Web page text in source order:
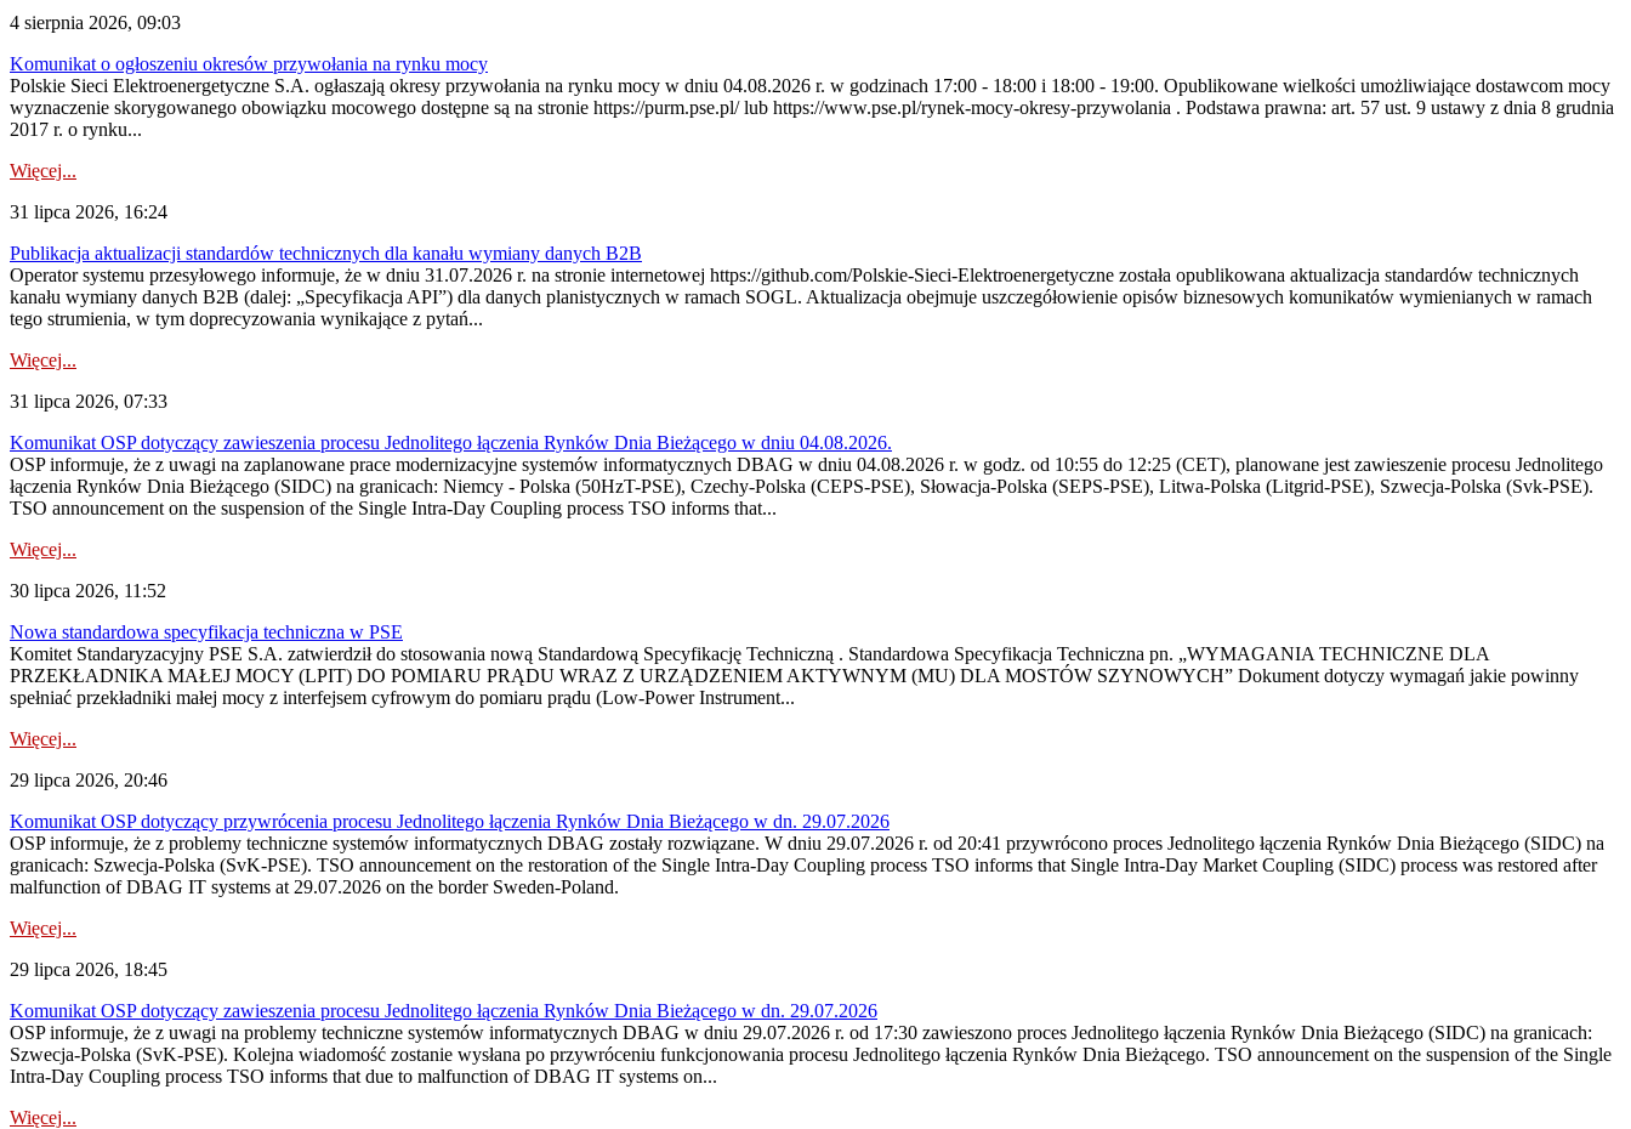
4 sierpnia 2026, 09:03
Komunikat o ogłoszeniu okresów przywołania na rynku mocy
Polskie Sieci Elektroenergetyczne S.A. ogłaszają okresy przywołania na rynku mocy w dniu 04.08.2026 r. w godzinach 17:00 - 18:00 i 18:00 - 19:00. Opublikowane wielkości umożliwiające dostawcom mocy
wyznaczenie skorygowanego obowiązku mocowego dostępne są na stronie https://purm.pse.pl/ lub https://www.pse.pl/rynek-mocy-okresy-przywolania . Podstawa prawna: art. 57 ust. 9 ustawy z dnia 8 grudnia
2017 r. o rynku...
Więcej...
31 lipca 2026, 16:24
Publikacja aktualizacji standardów technicznych dla kanału wymiany danych B2B
Operator systemu przesyłowego informuje, że w dniu 31.07.2026 r. na stronie internetowej https://github.com/Polskie-Sieci-Elektroenergetyczne została opublikowana aktualizacja standardów technicznych
kanału wymiany danych B2B (dalej: „Specyfikacja API”) dla danych planistycznych w ramach SOGL. Aktualizacja obejmuje uszczegółowienie opisów biznesowych komunikatów wymienianych w ramach
tego strumienia, w tym doprecyzowania wynikające z pytań...
Więcej...
31 lipca 2026, 07:33
Komunikat OSP dotyczący zawieszenia procesu Jednolitego łączenia Rynków Dnia Bieżącego w dniu 04.08.2026.
OSP informuje, że z uwagi na zaplanowane prace modernizacyjne systemów informatycznych DBAG w dniu 04.08.2026 r. w godz. od 10:55 do 12:25 (CET), planowane jest zawieszenie procesu Jednolitego
łączenia Rynków Dnia Bieżącego (SIDC) na granicach: Niemcy - Polska (50HzT-PSE), Czechy-Polska (CEPS-PSE), Słowacja-Polska (SEPS-PSE), Litwa-Polska (Litgrid-PSE), Szwecja-Polska (Svk-PSE).
TSO announcement on the suspension of the Single Intra-Day Coupling process TSO informs that...
Więcej...
30 lipca 2026, 11:52
Nowa standardowa specyfikacja techniczna w PSE
Komitet Standaryzacyjny PSE S.A. zatwierdził do stosowania nową Standardową Specyfikację Techniczną . Standardowa Specyfikacja Techniczna pn. „WYMAGANIA TECHNICZNE DLA
PRZEKŁADNIKA MAŁEJ MOCY (LPIT) DO POMIARU PRĄDU WRAZ Z URZĄDZENIEM AKTYWNYM (MU) DLA MOSTÓW SZYNOWYCH” Dokument dotyczy wymagań jakie powinny
spełniać przekładniki małej mocy z interfejsem cyfrowym do pomiaru prądu (Low-Power Instrument...
Więcej...
29 lipca 2026, 20:46
Komunikat OSP dotyczący przywrócenia procesu Jednolitego łączenia Rynków Dnia Bieżącego w dn. 29.07.2026
OSP informuje, że z problemy techniczne systemów informatycznych DBAG zostały rozwiązane. W dniu 29.07.2026 r. od 20:41 przywrócono proces Jednolitego łączenia Rynków Dnia Bieżącego (SIDC) na
granicach: Szwecja-Polska (SvK-PSE). TSO announcement on the restoration of the Single Intra-Day Coupling process TSO informs that Single Intra-Day Market Coupling (SIDC) process was restored after
malfunction of DBAG IT systems at 29.07.2026 on the border Sweden-Poland.
Więcej...
29 lipca 2026, 18:45
Komunikat OSP dotyczący zawieszenia procesu Jednolitego łączenia Rynków Dnia Bieżącego w dn. 29.07.2026
OSP informuje, że z uwagi na problemy techniczne systemów informatycznych DBAG w dniu 29.07.2026 r. od 17:30 zawieszono proces Jednolitego łączenia Rynków Dnia Bieżącego (SIDC) na granicach:
Szwecja-Polska (SvK-PSE). Kolejna wiadomość zostanie wysłana po przywróceniu funkcjonowania procesu Jednolitego łączenia Rynków Dnia Bieżącego. TSO announcement on the suspension of the Single
Intra-Day Coupling process TSO informs that due to malfunction of DBAG IT systems on...
Więcej...